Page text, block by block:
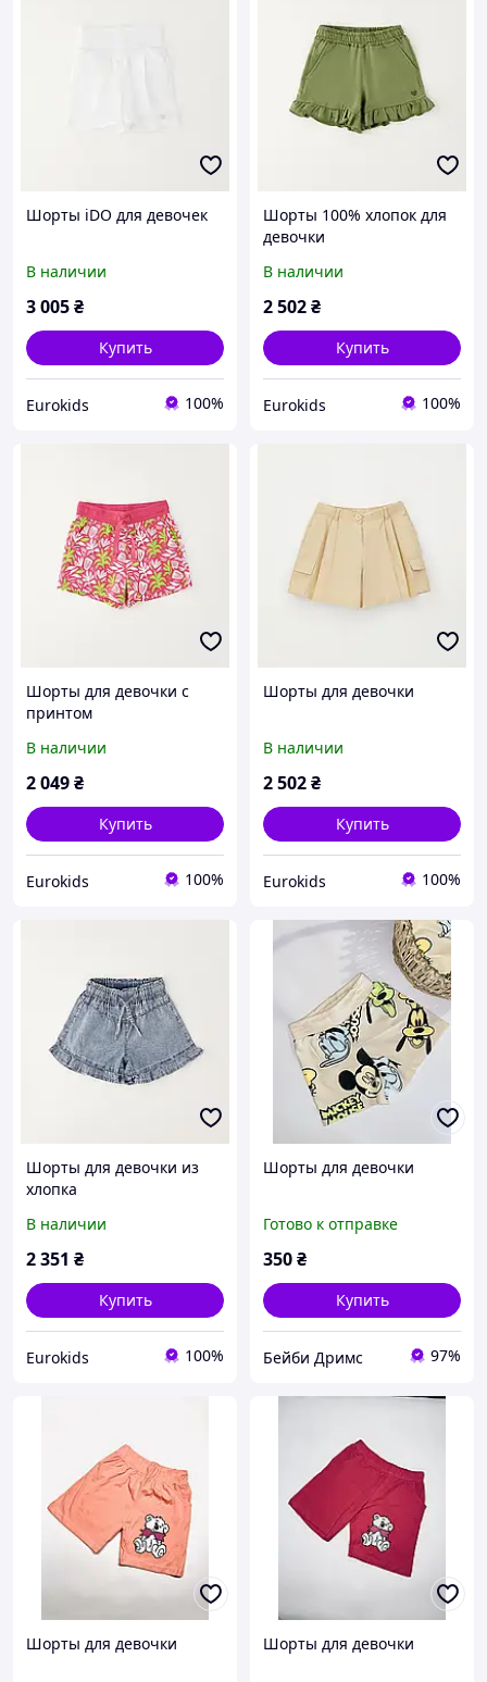
Шорты iDO для девочек
В наличии
3 005₴
Купить
Eurokids 100%
Шорты 100% хлопок для
девочки
В наличии
2 502₴
Купить
Eurokids 100%
Шорты для девочки с
принтом
В наличии
2 049₴
Купить
Eurokids 100%
Шорты для девочки
В наличии
2 502₴
Купить
Eurokids 100%
Шорты для девочки из
хлопка
В наличии
2 351 ₴
Купить
Eurokids 100%
Шорты для девочки
Готово к отправке
350₴
Купить
Бейби Дримс 97%
Шорты для девочки Шорты для девочки